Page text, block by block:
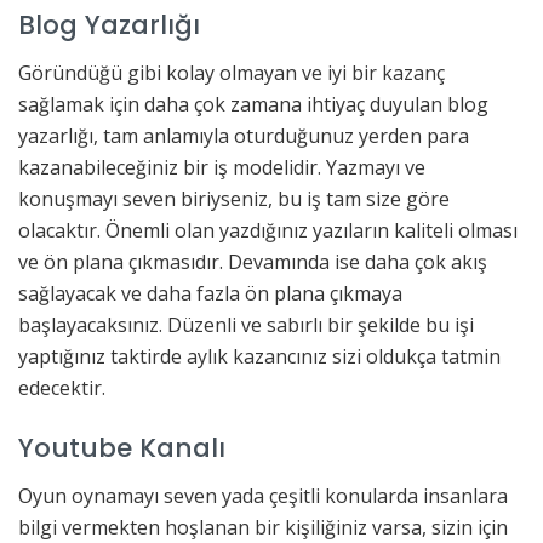
Blog Yazarlığı
Göründüğü gibi kolay olmayan ve iyi bir kazanç
sağlamak için daha çok zamana ihtiyaç duyulan blog
yazarlığı, tam anlamıyla oturduğunuz yerden para
kazanabileceğiniz bir iş modelidir. Yazmayı ve
konuşmayı seven biriyseniz, bu iş tam size göre
olacaktır. Önemli olan yazdığınız yazıların kaliteli olması
ve ön plana çıkmasıdır. Devamında ise daha çok akış
sağlayacak ve daha fazla ön plana çıkmaya
başlayacaksınız. Düzenli ve sabırlı bir şekilde bu işi
yaptığınız taktirde aylık kazancınız sizi oldukça tatmin
edecektir.
Youtube Kanalı
Oyun oynamayı seven yada çeşitli konularda insanlara
bilgi vermekten hoşlanan bir kişiliğiniz varsa, sizin için